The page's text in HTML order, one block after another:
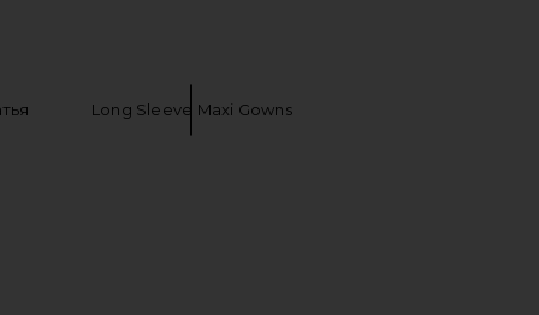
Long Sleeve Maxi Gowns